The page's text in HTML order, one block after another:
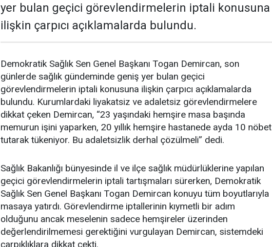
yer bulan geçici görevlendirmelerin iptali konusuna
ilişkin çarpıcı açıklamalarda bulundu.
Demokratik Sağlık Sen Genel Başkanı Togan Demircan, son
günlerde sağlık gündeminde geniş yer bulan geçici
görevlendirmelerin iptali konusuna ilişkin çarpıcı açıklamalarda
bulundu. Kurumlardaki liyakatsiz ve adaletsiz görevlendirmelere
dikkat çeken Demircan, “23 yaşındaki hemşire masa başında
memurun işini yaparken, 20 yıllık hemşire hastanede ayda 10 nöbet
tutarak tükeniyor. Bu adaletsizlik derhal çözülmeli” dedi.
Sağlık Bakanlığı bünyesinde il ve ilçe sağlık müdürlüklerine yapılan
geçici görevlendirmelerin iptali tartışmaları sürerken, Demokratik
Sağlık Sen Genel Başkanı Togan Demircan konuyu tüm boyutlarıyla
masaya yatırdı. Görevlendirme iptallerinin kıymetli bir adım
olduğunu ancak meselenin sadece hemşireler üzerinden
değerlendirilmemesi gerektiğini vurgulayan Demircan, sistemdeki
çarpıklıklara dikkat çekti.